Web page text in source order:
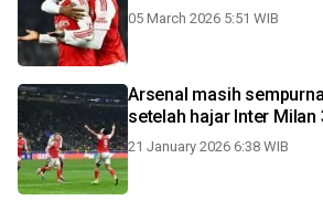
05 March 2026 5:51 WIB
Arsenal masih
setelah hajar Inter Milan
21 January 2026 6:38 WIB